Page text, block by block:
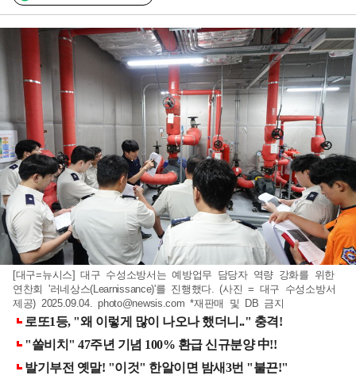
[대구=뉴시스] 대구 수성소방서는 예방업무 담당자 역량 강화를 위한
연찬회 '러네상스(Learnissance)'를 진행했다. (사진 = 대구 수성소방서
제공) 2025.09.04.photo@newsis.com *재판매 및 DB 금지